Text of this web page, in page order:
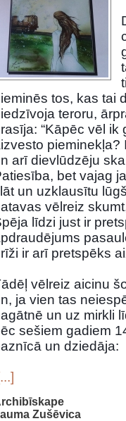
tos, kas tai
teroru,
“Kāpēc vēl
zvesto pieminekļa?
arī dievlūdzēju
bet vajag
un uzklausītu
vēlreiz
līdzi just ir
ir arī pretspēks
vēlreiz aicinu
ja vien tas
un uz mirkli
sešiem gadiem
un dziedāja:
Zušēvica